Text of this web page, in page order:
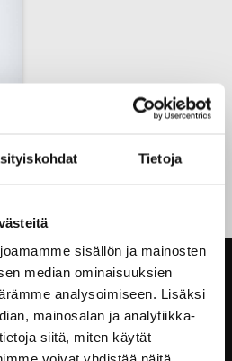
Tietoja
sisällön ja mainosten
median ominaisuuksien
analysoimiseen. Lisäksi
mainosalan ja analytiikka-
siitä, miten käytät